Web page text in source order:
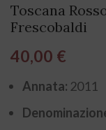
Toscana
Frescobaldi
40,00 €
Annata: 2011